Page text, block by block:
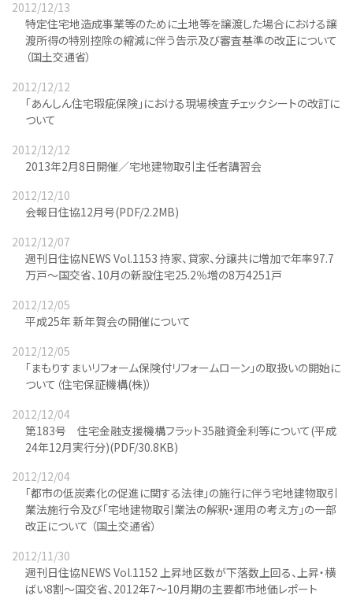
2012/12/13
特定住宅地造成事業等のために土地等を譲渡した場合における譲
渡所得の特別控除の縮減に伴う告示及び審査基準の改正について
（国土交通省）
2012/12/12
「あんしん住宅瑕疵保険」における現場検査チェックシートの改訂に
ついて
2012/12/12
2013年2月8日開催／宅地建物取引主任者講習会
2012/12/10
会報日住協12月号(PDF/2.2MB)
2012/12/07
週刊日住協NEWS Vol.1153 持家、貸家、分譲共に増加で年率97.7
万戸～国交省、10月の新設住宅25.2％増の8万4251戸
2012/12/05
平成25年 新年賀会の開催について
2012/12/05
「まもりすまいリフォーム保険付リフォームローン」の取扱いの開始に
ついて（住宅保証機構(株)）
2012/12/04
第183号 住宅金融支援機構フラット35融資金利等について(平成
24年12月実行分)(PDF/30.8KB)
2012/12/04
「都市の低炭素化の促進に関する法律」の施行に伴う宅地建物取引
業法施行令及び「宅地建物取引業法の解釈・運用の考え方」の一部
改正について （国土交通省）
2012/11/30
週刊日住協NEWS Vol.1152 上昇地区数が下落数上回る、上昇・横
ばい8割～国交省、2012年7～10月期の主要都市地価レポート